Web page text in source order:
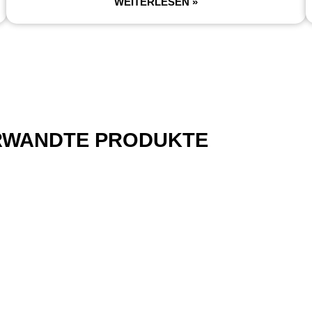
PRODUKTE